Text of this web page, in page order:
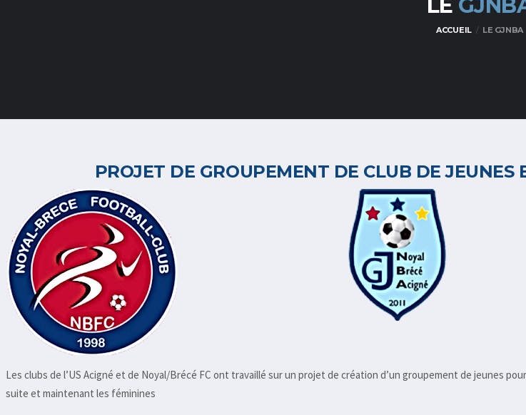
LE
ACCUEIL LE GJNBA
PROJET DE GROUPEMENT DE CLUB DE JEUNES
Les clubs de l’US Acigné et de Noyal/Brécé FC ont travaillé sur un projet de création d’un groupement de jeunes
suite et maintenant les féminines